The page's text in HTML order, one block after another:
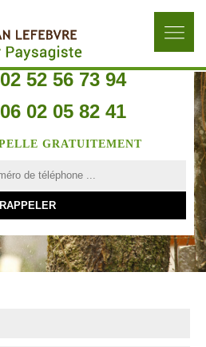
02 52 56 73 94
06 02 05 82 41
GRATUITEMENT